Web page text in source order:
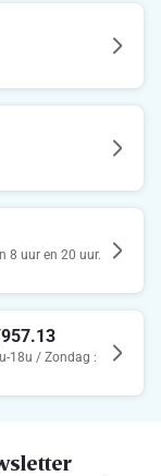
8 uur en 20 uur.
18u / Zondag :